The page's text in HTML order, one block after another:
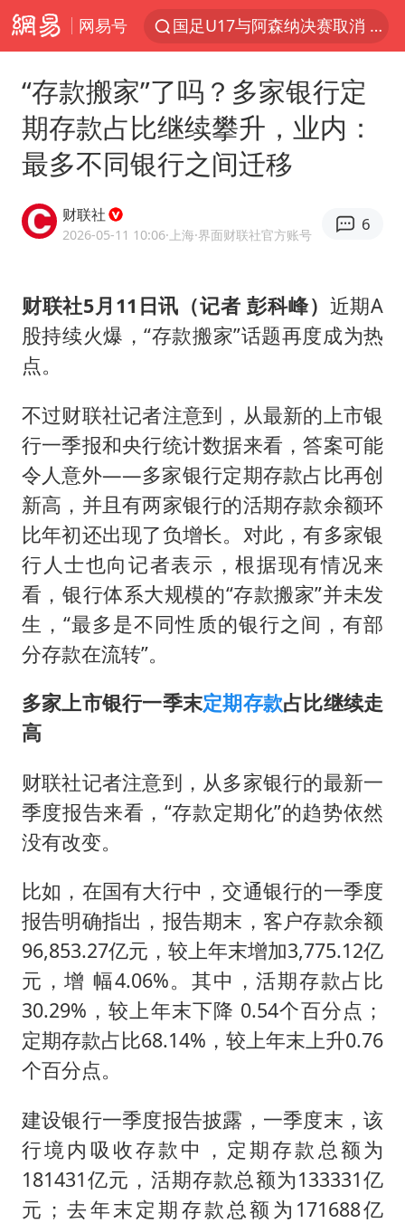
网易号
国足U17与阿森纳决赛取消 并列冠军
“白海豚”来了！第一批飞机已绑好
白海豚5次眼壁置换
王艺迪无缘横滨赛决赛
2025年小学教师减少13.19万
武契奇会见泽连斯基有何意图
上海大部迎大暴雨
《披荆斩棘2026》阵容官宣
“伊斯兰版北约”出现
伯克希尔净买入约200亿美元股票
以军士兵把枪口对准中国记者
构建更高水平的全民健身公共服务体系
“存款搬家”了吗？多家银行定
期存款占比继续攀升，业内：
最多不同银行之间迁移
财联社
2026-05-11 10:06·上海·界面财联社官方账号
6
财联社5月11日讯（记者 彭科峰） 近期A
股持续火爆，“存款搬家”话题再度成为热
点。
不过财联社记者注意到，从最新的上市银
行一季报和央行统计数据来看，答案可能
令人意外——多家银行定期存款占比再创
新高，并且有两家银行的活期存款余额环
比年初还出现了负增长。对此，有多家银
行人士也向记者表示，根据现有情况来
看，银行体系大规模的“存款搬家”并未发
生，“最多是不同性质的银行之间，有部
分存款在流转”。
多家上市银行一季末定期存款占比继续走
高
财联社记者注意到，从多家银行的最新一
季度报告来看，“存款定期化”的趋势依然
没有改变。
比如，在国有大行中，交通银行的一季度
报告明确指出，报告期末，客户存款余额
96,853.27亿元，较上年末增加3,775.12亿
元，增 幅4.06%。其中，活期存款占比
30.29%，较上年末下降 0.54个百分点；
定期存款占比68.14%，较上年末上升0.76
个百分点。
建设银行一季度报告披露，一季度末，该
行境内吸收存款中，定期存款总额为
181431亿元，活期存款总额为133331亿
元；去年末定期存款总额为171688亿